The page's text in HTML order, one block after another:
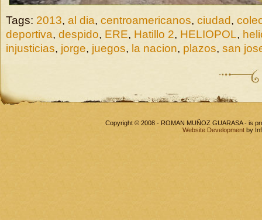
Tags: 2013, al dia, centroamericanos, ciudad,
deportiva, despido, ERE, Hatillo 2, HELIOPOL,
injusticias, jorge, juegos, la nacion, plazos, san
Copyright © 2008 - ROMAN MUÑOZ GUARASA - is
Website Development by